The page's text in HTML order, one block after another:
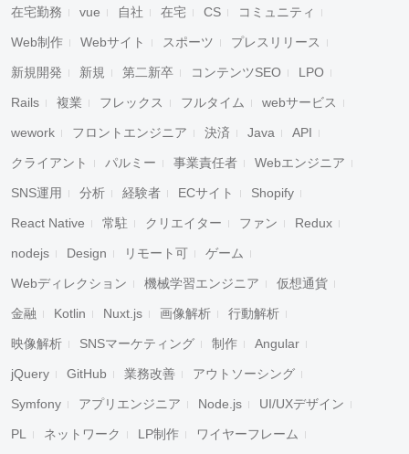
在宅勤務 vue 自社 在宅 CS コミュニティ
Web制作 Webサイト スポーツ プレスリリース
新規開発 新規 第二新卒 コンテンツSEO LPO
Rails 複業 フレックス フルタイム webサービス
wework フロントエンジニア 決済 Java API
クライアント パルミー 事業責任者 Webエンジニア
SNS運用 分析 経験者 ECサイト Shopify
React Native 常駐 クリエイター ファン Redux
nodejs Design リモート可 ゲーム
Webディレクション 機械学習エンジニア 仮想通貨
金融 Kotlin Nuxt.js 画像解析 行動解析
映像解析 SNSマーケティング 制作 Angular
jQuery GitHub 業務改善 アウトソーシング
Symfony アプリエンジニア Node.js UI/UXデザイン
PL ネットワーク LP制作 ワイヤーフレーム